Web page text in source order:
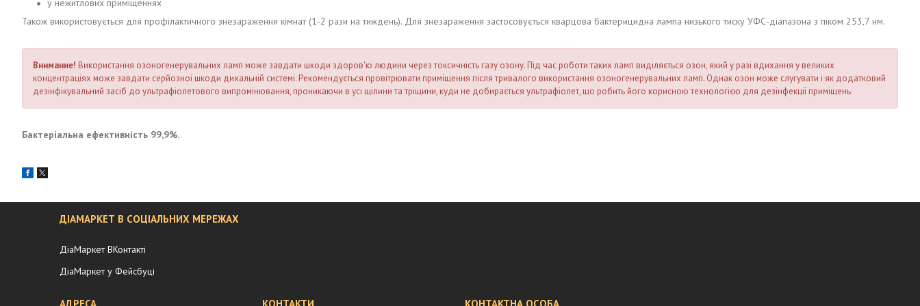
у нежитлових приміщеннях
Також використовується для профілактичного знезараження кімнат (1-2 рази на тиждень). Для знезараження застосовується кварцова бактерицидна лампа низького тиску УФС-діапазона з піком 253,7 нм.
Внимание! Використання озоногенерувальних ламп може завдати шкоди здоров'ю людини через токсичність газу озону. Під час роботи таких ламп виділяється озон, який у разі вдихання у великих
концентраціях може завдати серйозної шкоди дихальній системі. Рекомендується провітрювати приміщення після тривалого використання озоногенерувальних ламп. Однак озон може слугувати і як додатковий
дезінфікувальний засіб до ультрафіолетового випромінювання, проникаючи в усі щілини та тріщини, куди не добирається ультрафіолет, що робить його корисною технологією для дезінфекції приміщень
Бактеріальна ефективність 99,9%.
ДІАМАРКЕТ В СОЦІАЛЬНИХ МЕРЕЖАХ
ДіаМаркет ВКонтакті
ДіаМаркет у Фейсбуці